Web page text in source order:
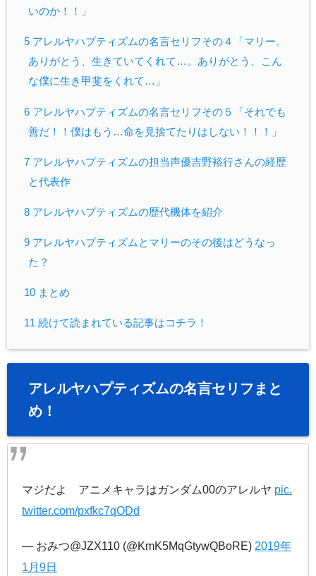
いのか！！」
5 アレルヤハプティズムの名言セリフその４「マリー。
ありがとう、生きていてくれて…。ありがとう、こん
な僕に生き甲斐をくれて…」
6 アレルヤハプティズムの名言セリフその５「それでも
善だ！！僕はもう…命を見捨てたりはしない！！！」
7 アレルヤハプティズムの担当声優吉野裕行さんの経歴
と代表作
8 アレルヤハプティズムの歴代機体を紹介
9 アレルヤハプティズムとマリーのその後はどうなっ
た？
10 まとめ
11 続けて読まれている記事はコチラ！
アレルヤハプティズムの名言セリフまと
め！
マジだよ アニメキャラはガンダム00のアレルヤ pic.
twitter.com/pxfkc7qODd
— おみつ@JZX110 (@KmK5MqGtywQBoRE) 2019年
1月9日